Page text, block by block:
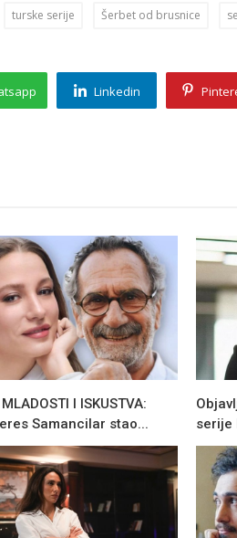
turske serije Šerbet od brusnice
Linkedin
I ISKUSTVA:
Samancilar stao...
serije